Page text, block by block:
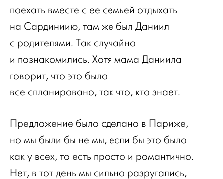
поехать вместе с ее семьей отдыхать
на Сардиниию, там же был Даниил
с родителями. Так случайно
и познакомились. Хотя мама Даниила
говорит, что это было
все спланировано, так что, кто знает.
Предложение было сделано в Париже,
но мы были бы не мы, если бы это было
как у всех, то есть просто и романтично.
Нет, в тот день мы сильно разругались,